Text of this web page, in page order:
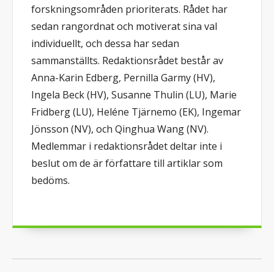
forskningsområden prioriterats. Rådet har
sedan rangordnat och motiverat sina val
individuellt, och dessa har sedan
sammanställts. Redaktionsrådet består av
Anna-Karin Edberg, Pernilla Garmy (HV),
Ingela Beck (HV), Susanne Thulin (LU), Marie
Fridberg (LU), Heléne Tjärnemo (EK), Ingemar
Jönsson (NV), och Qinghua Wang (NV).
Medlemmar i redaktionsrådet deltar inte i
beslut om de är författare till artiklar som
bedöms.